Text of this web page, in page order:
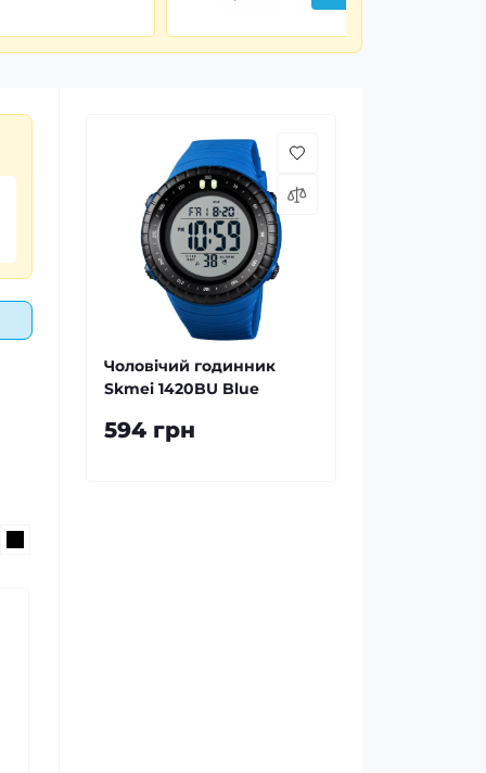
Чоловічий годинник
Skmei 1420BU Blue
594 грн